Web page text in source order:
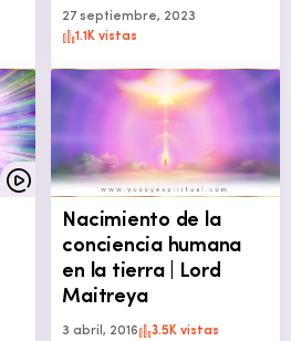
27 septiembre, 2023
1.1K vistas
Nacimiento de la
conciencia humana
en la tierra | Lord
Maitreya
3 abril, 2016 3.5K vistas